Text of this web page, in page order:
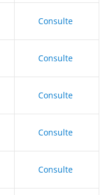
Consulte
Consulte
Consulte
Consulte
Consulte